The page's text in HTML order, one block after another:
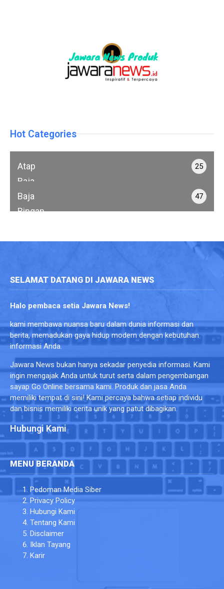
Hot Categories
Atap
Baja
Ringan
25
Baja
Ringan
47
SELAMAT DATANG DI JAWARA NEWS
Halo pembaca setia Jawara News!
kami membawa nuansa baru dalam dunia informasi dan
berita, memadukan gaya hidup modern dengan kebutuhan
informasi Anda.
Jawara News bukan hanya sekadar penyedia informasi. Kami
ingin mengajak Anda untuk turut serta dalam pengembangan
sayap Go Online bersama kami. Produk dan jasa Anda
memiliki tempat di sini! Kami percaya bahwa setiap individu
dan bisnis memiliki cerita unik yang patut dibagikan.
Hubungi Kami
MENU BERANDA
Pedoman Media Siber
Privacy Policy
Hubungi Kami
Tentang Kami
Disclaimer
Iklan Tayang
Karir